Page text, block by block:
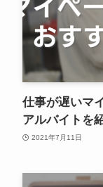
仕事が遅いマ
アルバイトを
2021年7月11日